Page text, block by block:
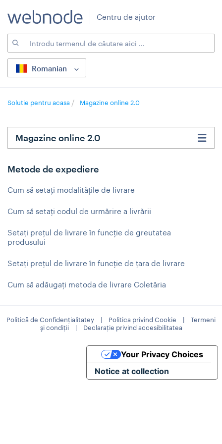
Centru de ajutor
Romanian
Solutie pentru acasa Magazine online 2.0
Metode de expediere
Cum să setați modalitățile de livrare
Cum să setați codul de urmărire a livrării
Setați prețul de livrare în funcție de greutatea
produsului
Setați prețul de livrare în funcție de țara de livrare
Cum să adăugați metoda de livrare Coletăria
Magazine online 2.0
Politică de Confidențialitatey | Politica privind Cookie |
Termeni
şi condiţii
| Declarație privind accesibilitatea
Notice at collection
Your Privacy Choices